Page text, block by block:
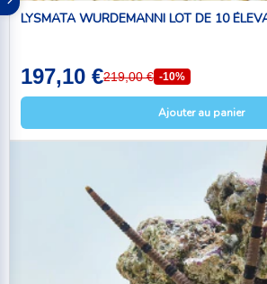
LYSMATA WURDEMANNI LOT DE 10
197,10 €219,00 € -10%
Ajouter au panier